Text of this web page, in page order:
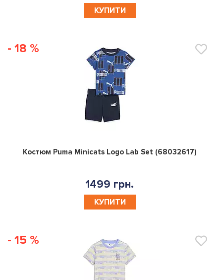
КУПИТИ
- 18 %
0
Костюм Puma Minicats Logo Lab Set (68032617)
1499 грн.
КУПИТИ
- 15 %